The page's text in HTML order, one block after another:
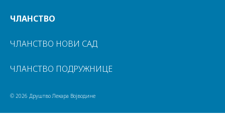
ЧЛАНСТВО
ЧЛАНСТВО НОВИ САД
ЧЛАНСТВО ПОДРУЖНИЦЕ
© 2026 Друштво Лекара Војводине